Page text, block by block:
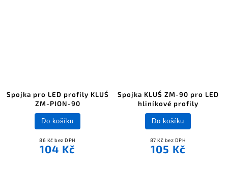
Spojka pro LED profily KLUŚ
ZM-PION-90
86 Kč bez DPH
104 Kč
Do košíku
Spojka KLUŚ ZM-90 pro LED
hliníkové profily
87 Kč bez DPH
105 Kč
Do košíku